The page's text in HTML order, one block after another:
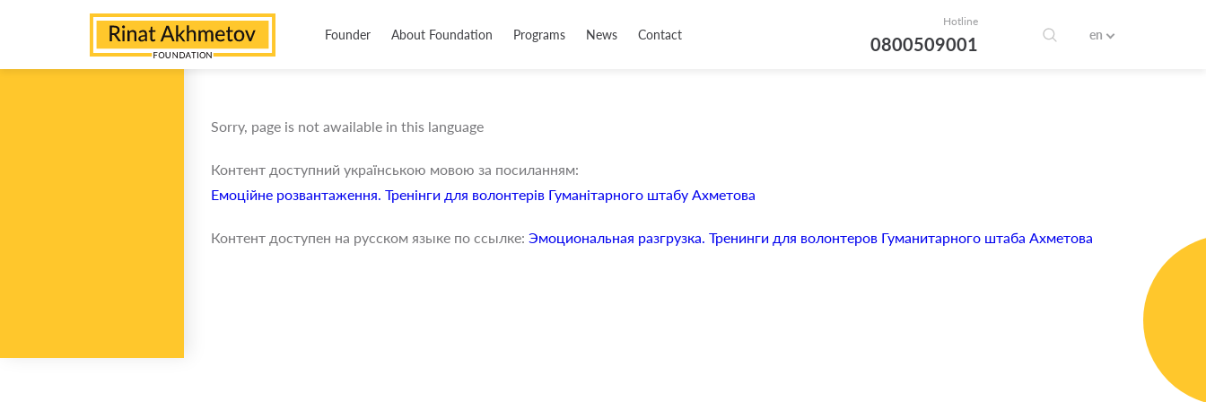
Founder About Foundation Programs News Contact
Hotline
0800509001 en
Sorry, page is not awailable in this language
Контент доступний українською мовою за посиланням:
Емоційне розвантаження. Тренінги для волонтерів Гуманітарного штабу Ахметова
Контент доступен на русском языке по ссылке: Эмоциональная разгрузка. Тренинги для волонтеров Гуманитарного штаба Ахметова